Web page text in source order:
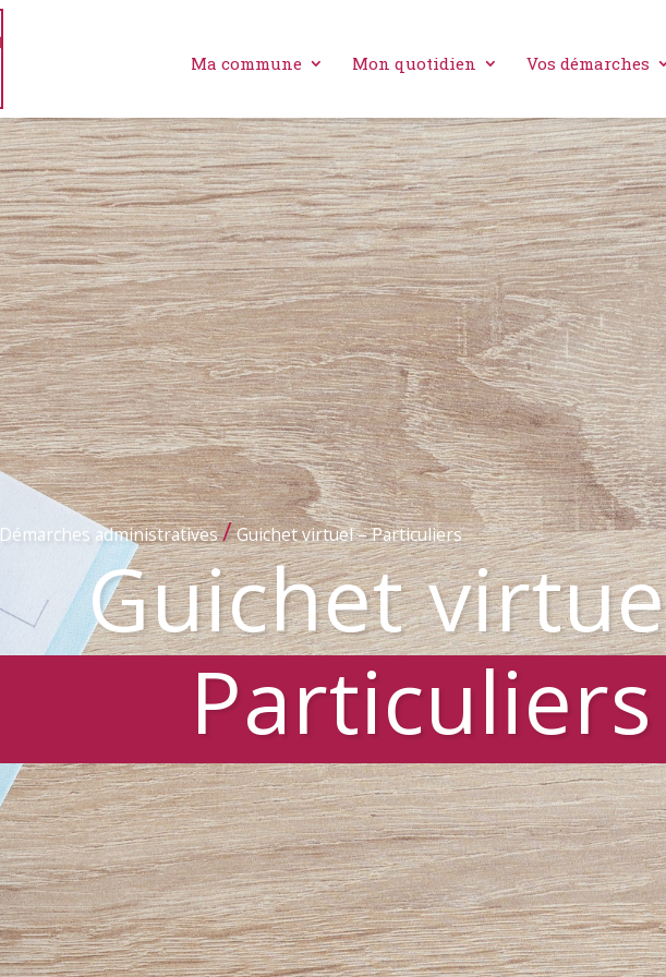
Ma commune Mon quotidien Vos démarches
Démarches administratives/Guichet virtuel – Particuliers
Guichet
Particuliers